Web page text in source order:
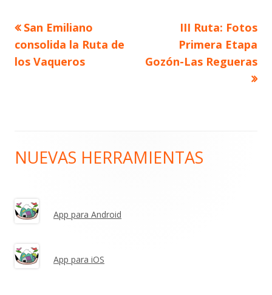
Navegación
de
Artículo
anterior
San Emiliano
consolida la Ruta de
los Vaqueros
Artículo
siguiente
III Ruta: Fotos
Primera Etapa
Gozón-Las Regueras
Barra
principal
NUEVAS HERRAMIENTAS
App para Android
App para iOS